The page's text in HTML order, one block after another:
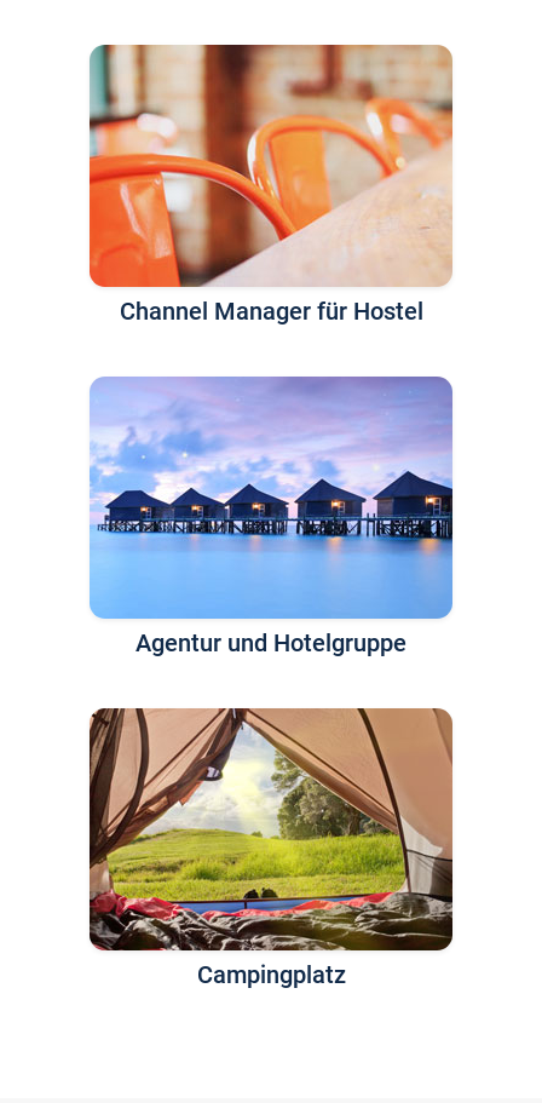
Channel Manager für Hostel
Agentur und Hotelgruppe
Campingplatz